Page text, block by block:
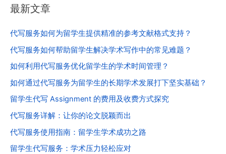
最新文章
代写服务如何为留学生提供精准的参考文献格式支持？
代写服务如何帮助留学生解决学术写作中的常见难题？
如何利用代写服务优化留学生的学术时间管理？
如何通过代写服务为留学生的长期学术发展打下坚实基础？
留学生代写 Assignment 的费用及收费方式探究
代写服务详解：让你的论文脱颖而出
代写服务使用指南：留学生学术成功之路
留学生代写服务：学术压力轻松应对